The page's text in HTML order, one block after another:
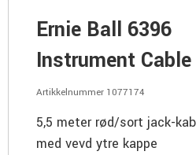
Ernie Ball 6396
Instrument Cable
Artikkelnummer 1077174
5,5 meter rød/sort jack-
med vevd ytre kappe